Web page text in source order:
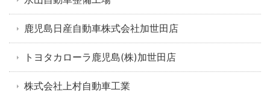
鹿児島日産自動車株式会社加世田店
トヨタカローラ鹿児島(株)加世田店
株式会社上村自動車工業